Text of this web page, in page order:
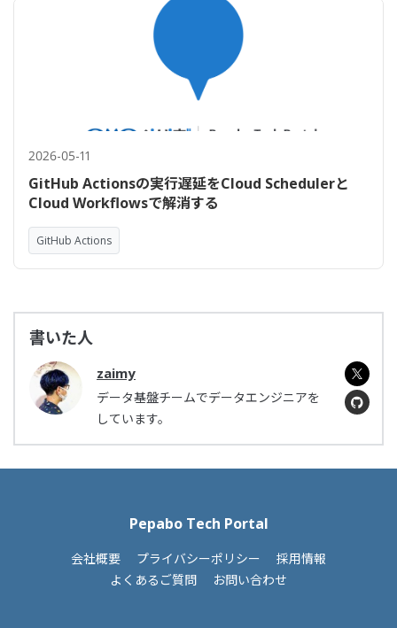
2026-05-11
GitHub Actionsの実行遅延をCloud Schedulerと
Cloud Workflowsで解消する
GitHub Actions
書いた人
zaimy
データ基盤チームでデータエンジニアを
しています。
Pepabo Tech Portal
会社概要 プライバシーポリシー
採用情報
よくあるご質問
お問い合わせ